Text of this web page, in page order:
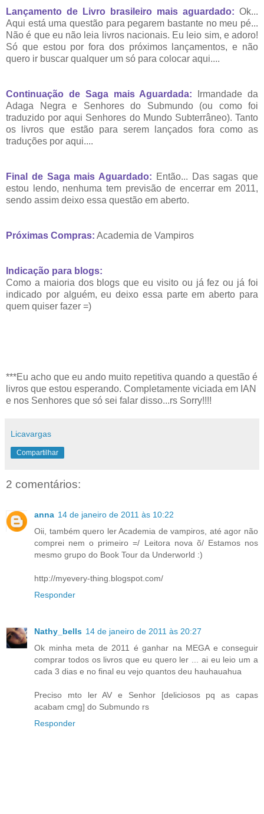
Lançamento de Livro brasileiro mais aguardado: Ok...
Aqui está uma questão para pegarem bastante no meu pé...
Não é que eu não leia livros nacionais. Eu leio sim, e adoro!
Só que estou por fora dos próximos lançamentos, e não
quero ir buscar qualquer um só para colocar aqui....
Continuação de Saga mais Aguardada: Irmandade da
Adaga Negra e Senhores do Submundo (ou como foi
traduzido por aqui Senhores do Mundo Subterrâneo). Tanto
os livros que estão para serem lançados fora como as
traduções por aqui....
Final de Saga mais Aguardado: Então... Das sagas que
estou lendo, nenhuma tem previsão de encerrar em 2011,
sendo assim deixo essa questão em aberto.
Próximas Compras: Academia de Vampiros
Indicação para blogs:
Como a maioria dos blogs que eu visito ou já fez ou já foi
indicado por alguém, eu deixo essa parte em aberto para
quem quiser fazer =)
***Eu acho que eu ando muito repetitiva quando a questão é
livros que estou esperando. Completamente viciada em IAN
e nos Senhores que só sei falar disso...rs Sorry!!!!
Licavargas
Compartilhar
2 comentários:
anna 14 de janeiro de 2011 às 10:22
Oii, também quero ler Academia de vampiros, até agor não
comprei nem o primeiro =/ Leitora nova õ/ Estamos nos
mesmo grupo do Book Tour da Underworld :)
http://myevery-thing.blogspot.com/
Responder
Nathy_bells 14 de janeiro de 2011 às 20:27
Ok minha meta de 2011 é ganhar na MEGA e conseguir
comprar todos os livros que eu quero ler ... ai eu leio um a
cada 3 dias e no final eu vejo quantos deu hauhauahua
Preciso mto ler AV e Senhor [deliciosos pq as capas
acabam cmg] do Submundo rs
Responder